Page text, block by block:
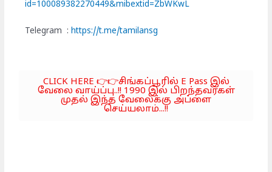
id=100089382270449&mibextid=ZbWKwL
Telegram :https://t.me/tamilansg
CLICK HERE 👉👉சிங்கப்பூரில் E Pass இல்
வேலை வாய்ப்பு..!! 1990 இல் பிறந்தவர்கள்
முதல் இந்த வேலைக்கு அப்ளை
செய்யலாம்...!!